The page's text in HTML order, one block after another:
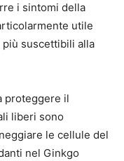
i sintomi della
utile
suscettibili alla
proteggere il
liberi sono
le cellule del
nel Ginkgo